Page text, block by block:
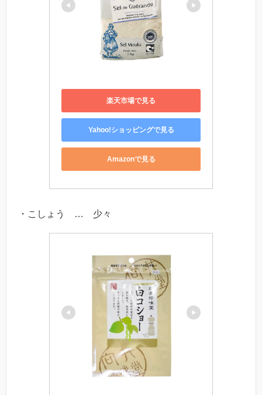
楽天市場で見る
Yahoo!ショッピングで見る
Amazonで見る
・こしょう … 少々